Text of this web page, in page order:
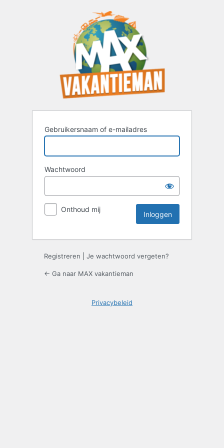
Gebruikersnaam of e-mailadres
Wachtwoord
Onthoud mij
Registreren Je wachtwoord vergeten?
← Ga naar MAX vakantieman
Privacybeleid